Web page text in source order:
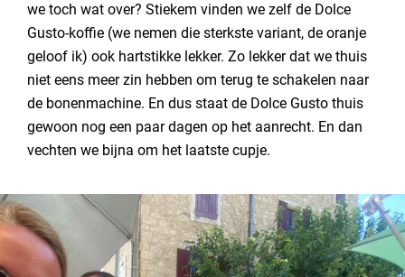
we toch wat over? Stiekem vinden we zelf de Dolce
Gusto-koffie (we nemen die sterkste variant, de oranje
geloof ik) ook hartstikke lekker. Zo lekker dat we thuis
niet eens meer zin hebben om terug te schakelen naar
de bonenmachine. En dus staat de Dolce Gusto thuis
gewoon nog een paar dagen op het aanrecht. En dan
vechten we bijna om het laatste cupje.